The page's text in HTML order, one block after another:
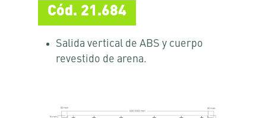
Cód. 21.684
Salida vertical de ABS y cuerpo
revestido de arena.